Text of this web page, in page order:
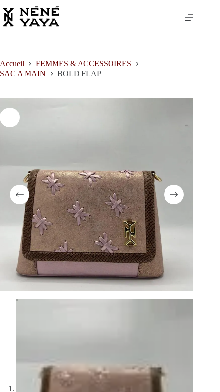
au
contenu
Accueil
FEMMES & ACCESSOIRES
SAC A MAIN
BOLD FLAP